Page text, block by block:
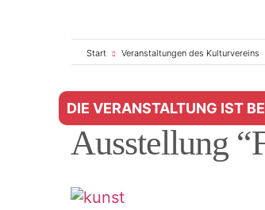
Start Veranstaltungen des Kulturvereins
DIE VERANSTALTUNG IST
Ausstellung